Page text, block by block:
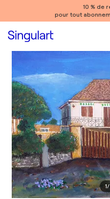
10 % de
pour tout
1/